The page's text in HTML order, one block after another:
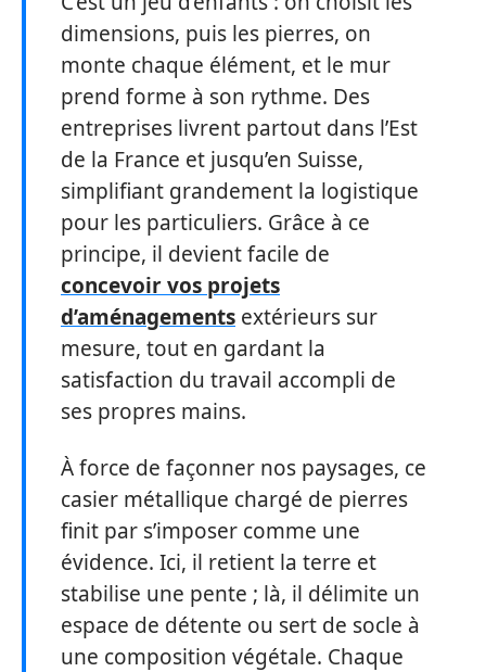
dimensions, puis les pierres, on
monte chaque élément, et le mur
prend forme à son rythme. Des
entreprises livrent partout dans l’Est
de la France et jusqu’en Suisse,
simplifiant grandement la logistique
pour les particuliers. Grâce à ce
principe, il devient facile de
concevoir vos projets
d’aménagements extérieurs sur
mesure, tout en gardant la
satisfaction du travail accompli de
ses propres mains.
À force de façonner nos paysages, ce
casier métallique chargé de pierres
finit par s’imposer comme une
évidence. Ici, il retient la terre et
stabilise une pente ; là, il délimite un
espace de détente ou sert de socle à
une composition végétale. Chaque